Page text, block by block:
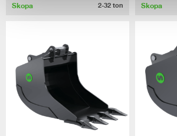
Skopa 2-32 ton Skopa